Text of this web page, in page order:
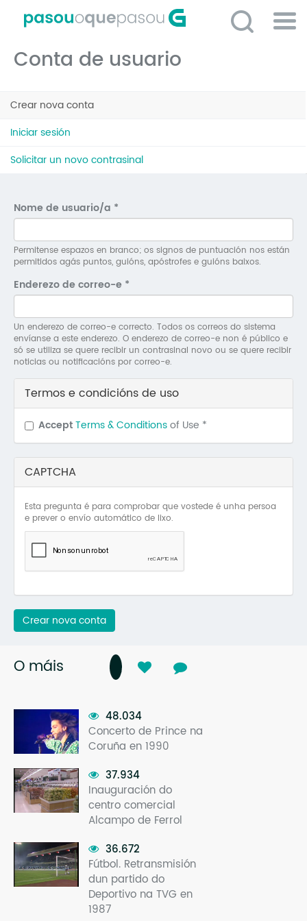
contido
O
O
Conta de usuario
Pestanas
principais
Crear nova conta
Iniciar sesión
Solicitar un novo contrasinal
Nome de usuario/a *
Permitense espazos en branco; os signos de puntuación nos están
permitidos agás puntos, guións, apóstrofes e guións baixos.
Enderezo de correo-e *
Un enderezo de correo-e correcto. Todos os correos do sistema
envíanse a este enderezo. O enderezo de correo-e non é público e
só se utiliza se quere recibir un contrasinal novo ou se quere recibir
noticias ou notificacións por correo-e.
Termos e condicións de uso
AcceptTerms & Conditionsof Use *
CAPTCHA
Esta pregunta é para comprobar que vostede é unha persoa
e prever o envío automático de lixo.
Crear nova conta
O máis
48.034
Concerto de Prince na
Coruña en 1990
37.934
Inauguración do
centro comercial
Alcampo de Ferrol
36.672
Fútbol. Retransmisión
dun partido do
Deportivo na TVG en
1987